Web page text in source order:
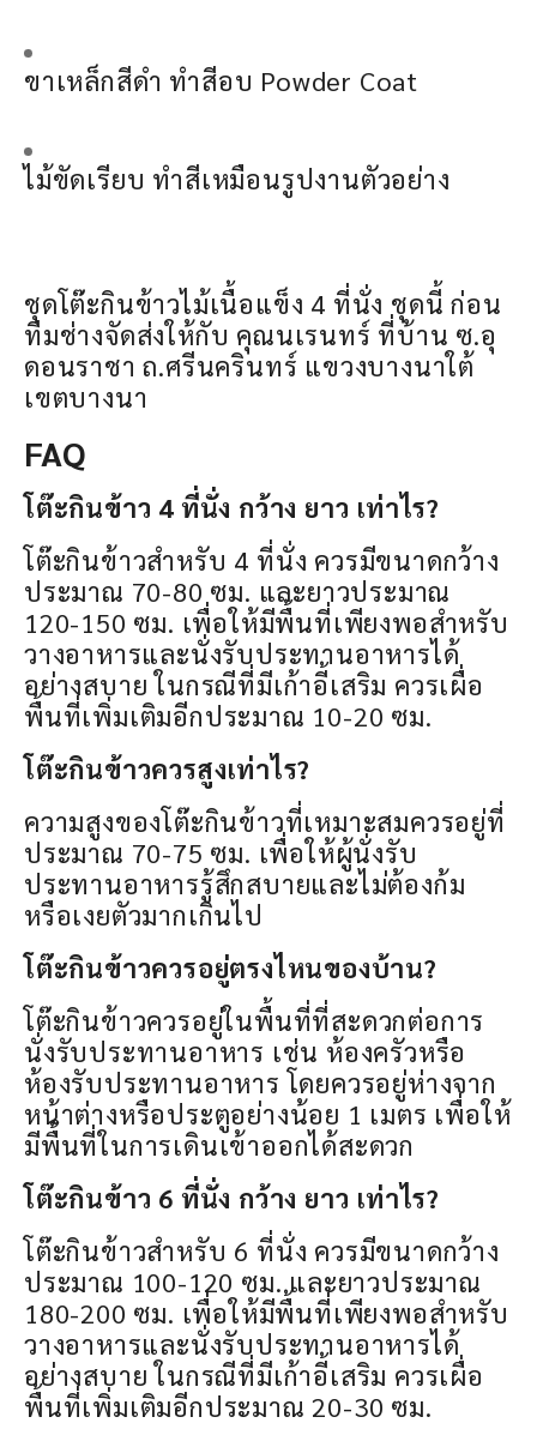
ขาเหล็กสีดำ ทำสีอบ Powder Coat
ไม้ขัดเรียบ ทำสีเหมือนรูปงานตัวอย่าง
ชุดโต๊ะกินข้าวไม้เนื้อแข็ง 4 ที่นั่ง ชุดนี้ ก่อน
ทีมช่างจัดส่งให้กับ คุณนเรนทร์ ที่บ้าน ซ.อุ
ดอนราชา ถ.ศรีนครินทร์ แขวงบางนาใต้
เขตบางนา
FAQ
โต๊ะกินข้าว 4 ที่นั่ง กว้าง ยาว เท่าไร?
โต๊ะกินข้าวสำหรับ 4 ที่นั่ง ควรมีขนาดกว้าง
ประมาณ 70-80 ซม. และยาวประมาณ
120-150 ซม. เพื่อให้มีพื้นที่เพียงพอสำหรับ
วางอาหารและนั่งรับประทานอาหารได้
อย่างสบาย ในกรณีที่มีเก้าอี้เสริม ควรเผื่อ
พื้นที่เพิ่มเติมอีกประมาณ 10-20 ซม.
โต๊ะกินข้าวควรสูงเท่าไร?
ความสูงของโต๊ะกินข้าวที่เหมาะสมควรอยู่ที่
ประมาณ 70-75 ซม. เพื่อให้ผู้นั่งรับ
ประทานอาหารรู้สึกสบายและไม่ต้องก้ม
หรือเงยตัวมากเกินไป
โต๊ะกินข้าวควรอยู่ตรงไหนของบ้าน?
โต๊ะกินข้าวควรอยู่ในพื้นที่ที่สะดวกต่อการ
นั่งรับประทานอาหาร เช่น ห้องครัวหรือ
ห้องรับประทานอาหาร โดยควรอยู่ห่างจาก
หน้าต่างหรือประตูอย่างน้อย 1 เมตร เพื่อให้
มีพื้นที่ในการเดินเข้าออกได้สะดวก
โต๊ะกินข้าว 6 ที่นั่ง กว้าง ยาว เท่าไร?
โต๊ะกินข้าวสำหรับ 6 ที่นั่ง ควรมีขนาดกว้าง
ประมาณ 100-120 ซม. และยาวประมาณ
180-200 ซม. เพื่อให้มีพื้นที่เพียงพอสำหรับ
วางอาหารและนั่งรับประทานอาหารได้
อย่างสบาย ในกรณีที่มีเก้าอี้เสริม ควรเผื่อ
พื้นที่เพิ่มเติมอีกประมาณ 20-30 ซม.